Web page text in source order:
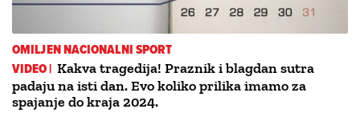
OMILJEN NACIONALNI SPORT
VIDEO | Kakva tragedija! Praznik i blagdan sutra
padaju na isti dan. Evo koliko prilika imamo za
spajanje do kraja 2024.